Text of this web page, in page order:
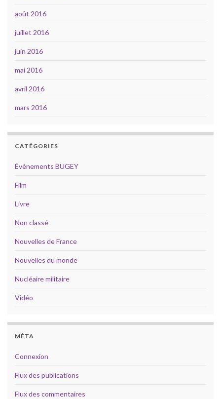
août 2016
juillet 2016
juin 2016
mai 2016
avril 2016
mars 2016
CATÉGORIES
Évènements BUGEY
Film
Livre
Non classé
Nouvelles de France
Nouvelles du monde
Nucléaire militaire
Vidéo
MÉTA
Connexion
Flux des publications
Flux des commentaires